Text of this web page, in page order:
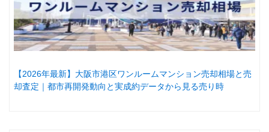
【2026年最新】大阪市港区ワンルームマンション売却相場と売
却査定｜都市再開発動向と実成約データから見る売り時